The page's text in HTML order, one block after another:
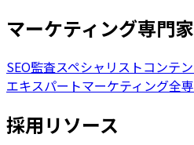
マーケティング専門
SEO監査スペシャリストコンテ
エキスパートマーケティング全
採用リソース